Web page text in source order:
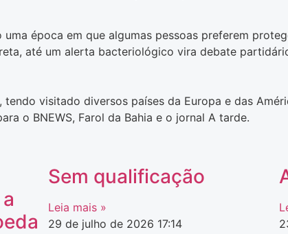
época em que algumas pessoas preferem
até um alerta bacteriológico vira debate
visitado diversos países da Europa e das
o BNEWS, Farol da Bahia e o jornal A tarde.
Sem qualificação
Leia mais »
29 de julho de 2026 17:14